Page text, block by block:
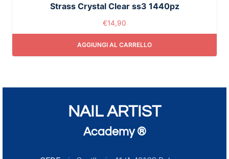
Strass Crystal Clear ss3 1440pz
€14,90
AGGIUNGI AL CARRELLO
NAIL ARTIST
Academy ®